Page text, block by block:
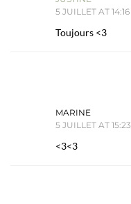
5 JUILLET AT 14:16
Toujours <3
MARINE
5 JUILLET AT 15:23
<3<3